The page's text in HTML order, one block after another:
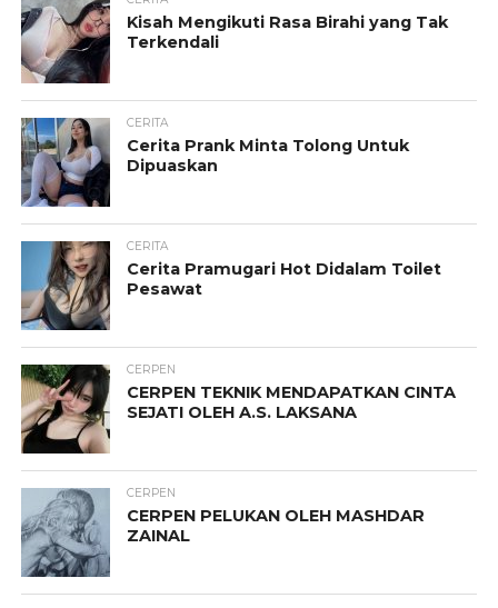
Kisah Mengikuti Rasa Birahi yang Tak
Terkendali
CERITA
Cerita Prank Minta Tolong Untuk
Dipuaskan
CERITA
Cerita Pramugari Hot Didalam Toilet
Pesawat
CERPEN
CERPEN TEKNIK MENDAPATKAN CINTA
SEJATI OLEH A.S. LAKSANA
CERPEN
CERPEN PELUKAN OLEH MASHDAR
ZAINAL